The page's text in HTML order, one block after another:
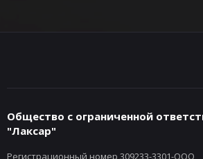
Общество с ограниченной
"Лаксар"
Регистрационный номер 309233-3301-ООО